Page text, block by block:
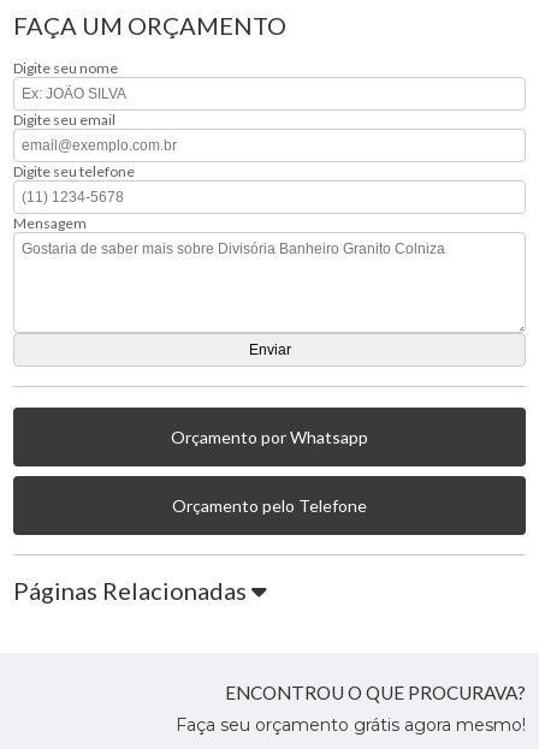
FAÇA UM ORÇAMENTO
Digite seu nome
Digite seu email
Digite seu telefone
Mensagem
Orçamento por Whatsapp
Orçamento pelo Telefone
Páginas Relacionadas
ENCONTROU O QUE PROCURAVA?
Faça seu orçamento grátis agora mesmo!